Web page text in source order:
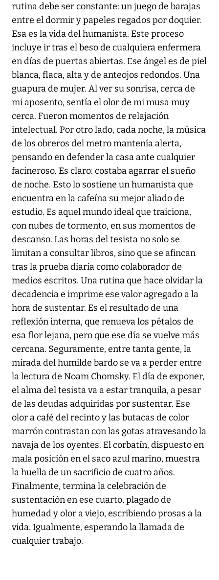
rutina debe ser constante: un juego de barajas
entre el dormir y papeles regados por doquier.
Esa es la vida del humanista. Este proceso
incluye ir tras el beso de cualquiera enfermera
en días de puertas abiertas. Ese ángel es de piel
blanca, flaca, alta y de anteojos redondos. Una
guapura de mujer. Al ver su sonrisa, cerca de
mi aposento, sentía el olor de mi musa muy
cerca. Fueron momentos de relajación
intelectual. Por otro lado, cada noche, la música
de los obreros del metro mantenía alerta,
pensando en defender la casa ante cualquier
facineroso. Es claro: costaba agarrar el sueño
de noche. Esto lo sostiene un humanista que
encuentra en la cafeína su mejor aliado de
estudio. Es aquel mundo ideal que traiciona,
con nubes de tormento, en sus momentos de
descanso. Las horas del tesista no solo se
limitan a consultar libros, sino que se afincan
tras la prueba diaria como colaborador de
medios escritos. Una rutina que hace olvidar la
decadencia e imprime ese valor agregado a la
hora de sustentar. Es el resultado de una
reflexión interna, que renueva los pétalos de
esa flor lejana, pero que ese día se vuelve más
cercana. Seguramente, entre tanta gente, la
mirada del humilde bardo se va a perder entre
la lectura de Noam Chomsky. El día de exponer,
el alma del tesista va a estar tranquila, a pesar
de las deudas adquiridas por sustentar. Ese
olor a café del recinto y las butacas de color
marrón contrastan con las gotas atravesando la
navaja de los oyentes. El corbatín, dispuesto en
mala posición en el saco azul marino, muestra
la huella de un sacrificio de cuatro años.
Finalmente, termina la celebración de
sustentación en ese cuarto, plagado de
humedad y olor a viejo, escribiendo prosas a la
vida. Igualmente, esperando la llamada de
cualquier trabajo.